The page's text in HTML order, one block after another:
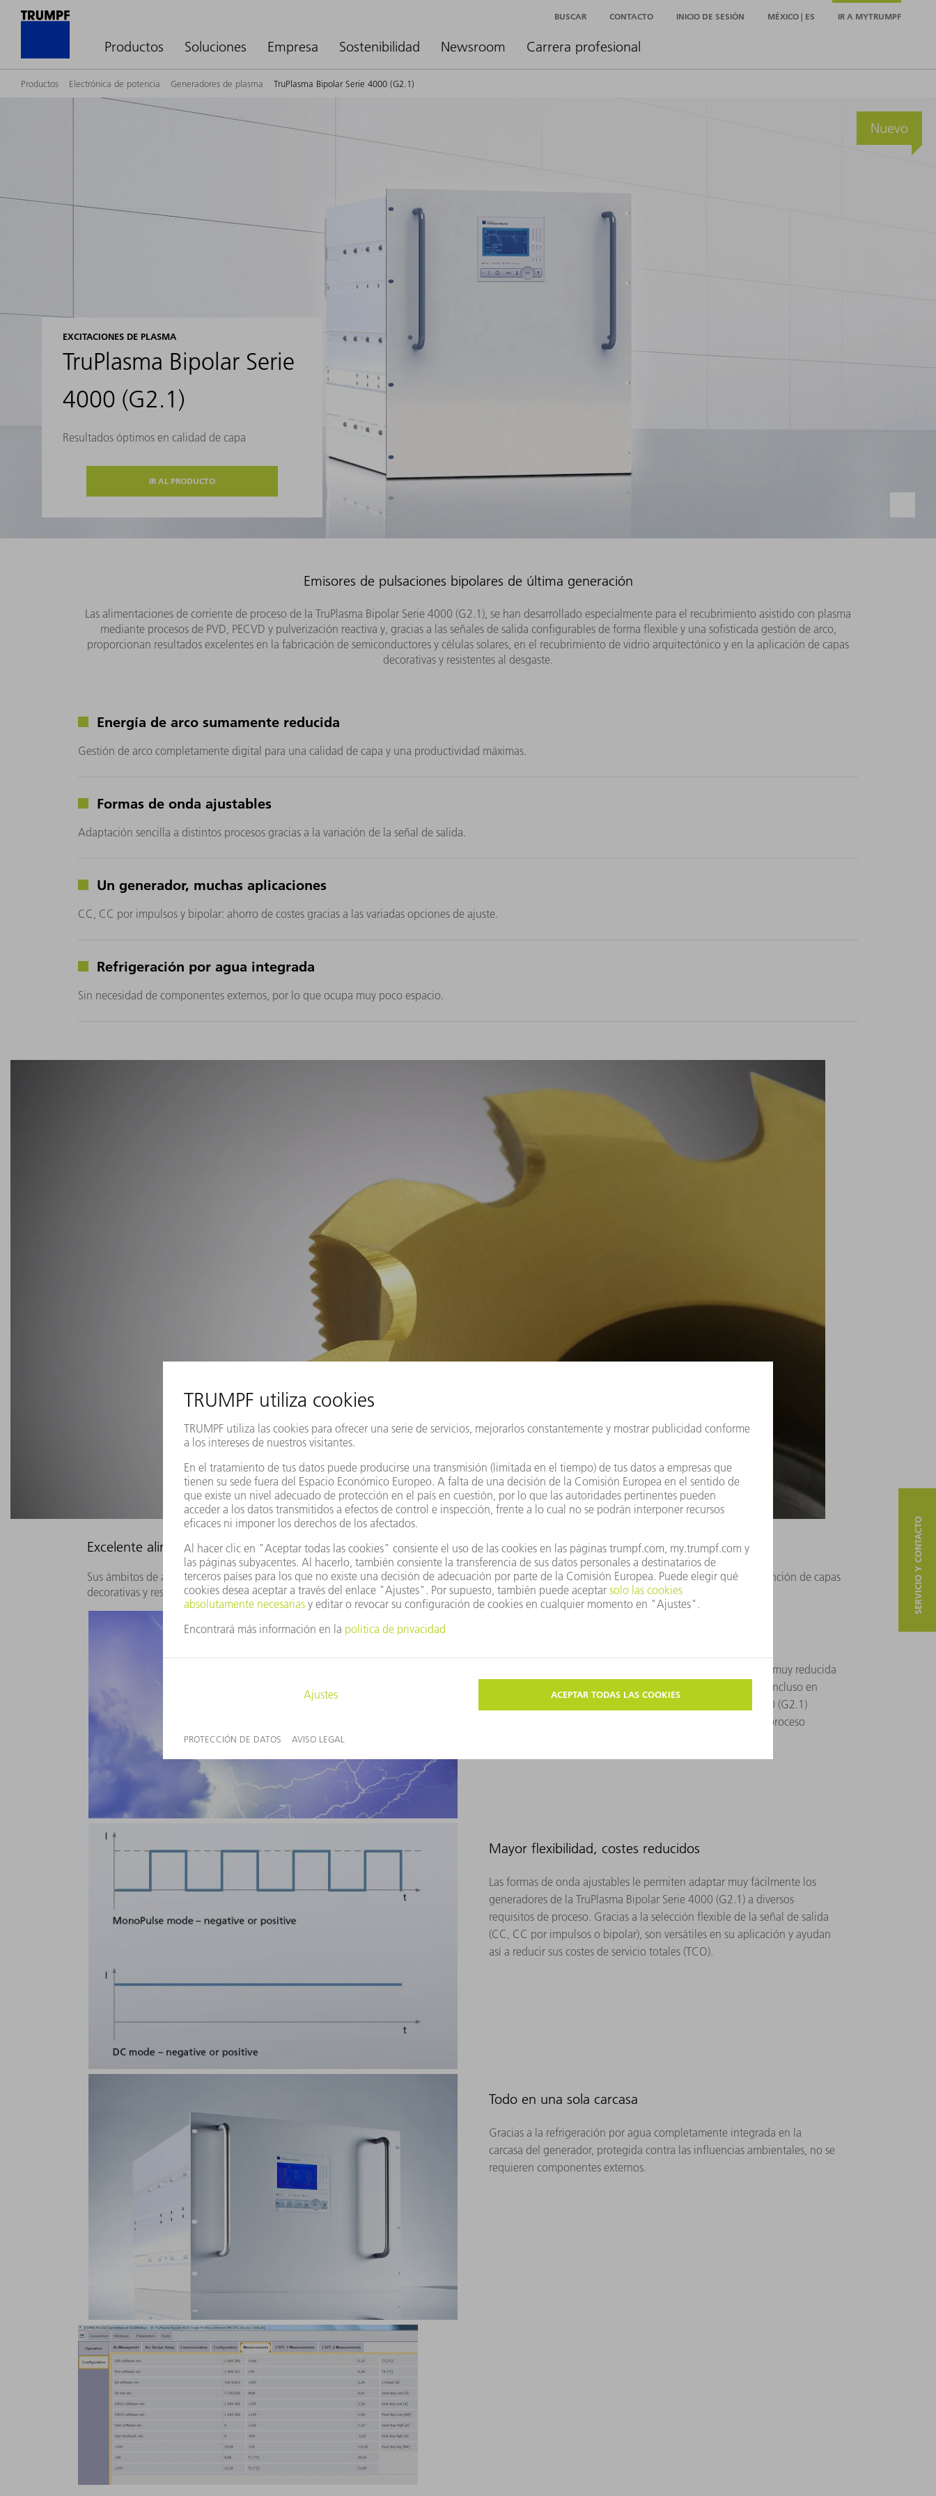
Productos Soluciones Empresa Sostenibilidad Newsroom Carrera profesional
BUSCAR CONTACTO INICIO DE SESIÓN MÉXICO | ES IR A MYTRUMPF
Productos Electrónica de potencia Generadores de plasma TruPlasma Bipolar Serie 4000 (G2.1)
Nuevo
EXCITACIONES DE PLASMA
TruPlasma Bipolar Serie
4000 (G2.1)
Resultados óptimos en calidad de capa
IR AL PRODUCTO
Emisores de pulsaciones bipolares de última generación
Las alimentaciones de corriente de proceso de la TruPlasma Bipolar Serie 4000 (G2.1), se han desarrollado especialmente para el recubrimiento asistido con plasma
mediante procesos de PVD, PECVD y pulverización reactiva y, gracias a las señales de salida configurables de forma flexible y una sofisticada gestión de arco,
proporcionan resultados excelentes en la fabricación de semiconductores y células solares, en el recubrimiento de vidrio arquitectónico y en la aplicación de capas
decorativas y resistentes al desgaste.
Energía de arco sumamente reducida
Gestión de arco completamente digital para una calidad de capa y una productividad máximas.
Formas de onda ajustables
Adaptación sencilla a distintos procesos gracias a la variación de la señal de salida.
Un generador, muchas aplicaciones
CC, CC por impulsos y bipolar: ahorro de costes gracias a las variadas opciones de ajuste.
Refrigeración por agua integrada
Sin necesidad de componentes externos, por lo que ocupa muy poco espacio.
Excelente alimentación eléctrica
Sus ámbitos de aplicación típicos son la producción de semiconductores y fotovoltaica, el recubrimiento de vidrio arquitectónico así como la obtención de capas
decorativas y resistentes al desgaste de máxima calidad. Para ello se utilizan principalmente procesos PVD y PECVD.
La gestión de arco íntegramente digital con energía de arco muy reducida
posibilita calidades de capa y tasas de deposición elevadas. Incluso en
procesos reactivos exigentes, la TruPlasma Bipolar Serie 4000 (G2.1)
garantiza en todo momento una alimentación eléctrica del proceso
Mayor flexibilidad, costes reducidos
Las formas de onda ajustables le permiten adaptar muy fácilmente los
generadores de la TruPlasma Bipolar Serie 4000 (G2.1) a diversos
requisitos de proceso. Gracias a la selección flexible de la señal de salida
(CC, CC por impulsos o bipolar), son versátiles en su aplicación y ayudan
así a reducir sus costes de servicio totales (TCO).
Todo en una sola carcasa
Gracias a la refrigeración por agua completamente integrada en la
carcasa del generador, protegida contra las influencias ambientales, no se
requieren componentes externos.
SERVICIO Y CONTACTO